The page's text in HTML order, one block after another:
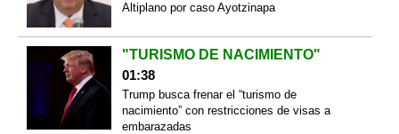
Altiplano por caso Ayotzinapa
"TURISMO DE NACIMIENTO"
01:38
Trump busca frenar el “turismo de
nacimiento” con restricciones de visas a
embarazadas